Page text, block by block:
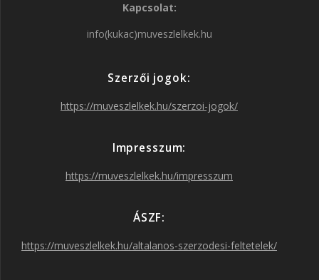
o
s
r
a
m
r
Kapcsolat:
info(kukac)muveszlelkek.hu
Szerzői jogok:
https://muveszlelkek.hu/szerzoi-jogok/
Impresszum:
https://muveszlelkek.hu/impresszum
ÁSZF:
https://muveszlelkek.hu/altalanos-szerzodesi-feltetelek/